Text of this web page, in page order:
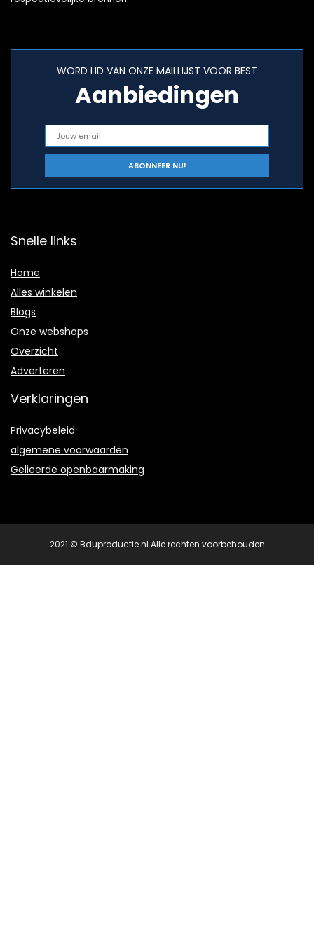
WORD LID VAN ONZE MAILLIJST VOOR BEST
Aanbiedingen
Snelle links
Home
Alles winkelen
Blogs
Onze webshops
Overzicht
Adverteren
Verklaringen
Privacybeleid
algemene voorwaarden
Gelieerde openbaarmaking
2021 © Bduproductie.nl Alle rechten voorbehouden